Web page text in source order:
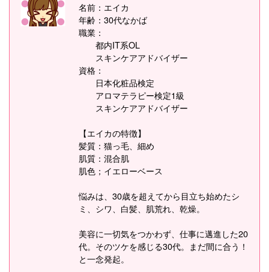
名前：エイカ
年齢：30代なかば
職業：
都内IT系OL
スキンケアアドバイザー
資格：
日本化粧品検定
アロマテラピー検定1級
スキンケアアドバイザー
【エイカの特徴】
髪質：猫っ毛、細め
肌質：混合肌
肌色；イエローベース
悩みは、30歳を超えてから目立ち始めたシ
ミ、シワ、白髪、肌荒れ、乾燥。
美容に一切気をつかわず、仕事に邁進した20
代。そのツケを感じる30代。まだ間に合う！
と一念発起。